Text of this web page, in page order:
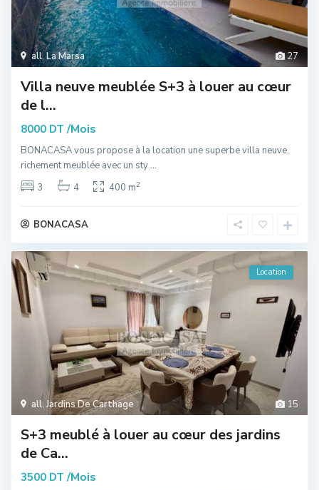
27
all,La Marsa
Villa neuve meublée S+3 à louer au cœur
de l...
8000 DT/Mois
BONACASA vous propose à la location une superbe villa neuve,
richement meublée avec un sty...
3
4 400 m2
BONACASA
15
all,Jardins De Carthage
Location
S+3 meublé à louer au cœur des jardins
de Ca...
3500 DT/Mois